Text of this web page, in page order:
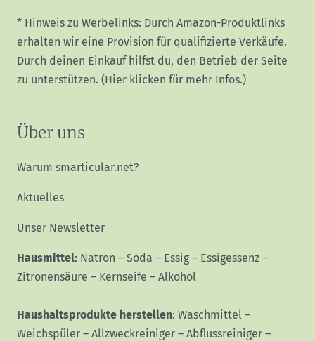
* Hinweis zu Werbelinks: Durch Amazon-Produktlinks
erhalten wir eine Provision für qualifizierte Verkäufe.
Durch deinen Einkauf hilfst du, den Betrieb der Seite
zu unterstützen. (Hier klicken für mehr Infos.)
Über uns
Warum smarticular.net?
Aktuelles
Unser Newsletter
Hausmittel: Natron – Soda – Essig – Essigessenz –
Zitronensäure – Kernseife – Alkohol
Haushaltsprodukte herstellen: Waschmittel –
Weichspüler – Allzweckreiniger – Abflussreiniger –